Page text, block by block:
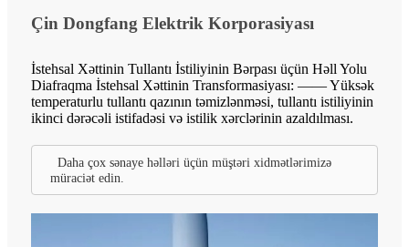
Çin Dongfang Elektrik Korporasiyası
İstehsal Xəttinin Tullantı İstiliyinin Bərpası üçün Həll Yolu
Diafraqma İstehsal Xəttinin Transformasiyası: —— Yüksək
temperaturlu tullantı qazının təmizlənməsi, tullantı istiliyinin
ikinci dərəcəli istifadəsi və istilik xərclərinin azaldılması.
Daha çox sənaye həlləri üçün müştəri xidmətlərimizə
müraciət edin.